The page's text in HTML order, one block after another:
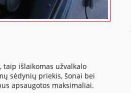
išlaikomas užvalkalo
sėdynių priekis, šonai bei
apsaugotos maksimaliai.